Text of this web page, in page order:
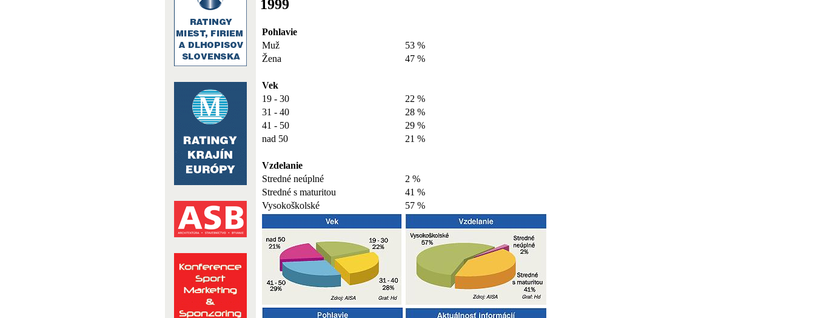
1999
Pohlavie
Muž
53 %
Žena
47 %
Vek
19 - 30
22 %
31 - 40
28 %
41 - 50
29 %
nad 50
21 %
Vzdelanie
Stredné neúplné
2 %
Stredné s maturitou
41 %
Vysokoškolské
57 %